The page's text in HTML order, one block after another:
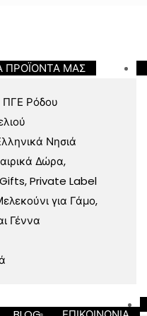
ΠΡΟΪΟΝΤΑ ΜΑΣ
ΠΓΕ Ρόδου
Νησιά
Δώρα,
Private Label
για Γάμο,
Γέννα